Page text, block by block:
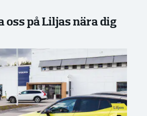
oss på Liljas nära dig